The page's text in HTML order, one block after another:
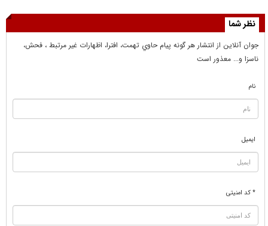
نظر شما
جوان آنلاين از انتشار هر گونه پيام حاوي تهمت، افترا، اظهارات غير مرتبط ، فحش،
ناسزا و... معذور است
نام
ایمیل
* کد امنیتی